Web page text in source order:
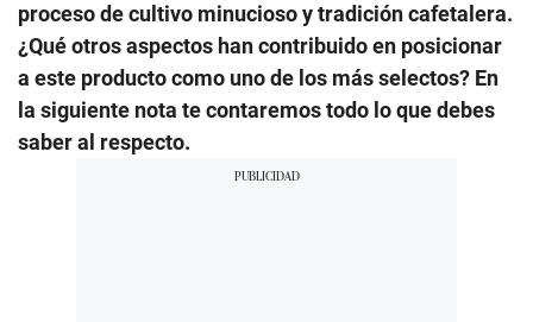
proceso de cultivo minucioso y tradición cafetalera.
¿Qué otros aspectos han contribuido en posicionar
a este producto como uno de los más selectos? En
la siguiente nota te contaremos todo lo que debes
saber al respecto.